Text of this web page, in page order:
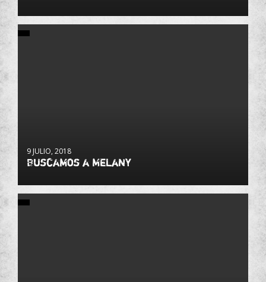
9 JULIO, 2018
Buscamos a Melany